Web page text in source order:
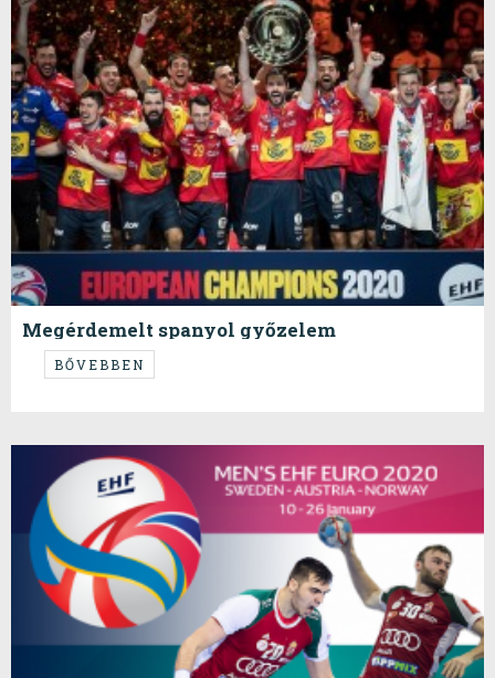
Megérdemelt spanyol győzelem
...és minden más...
BŐVEBBEN